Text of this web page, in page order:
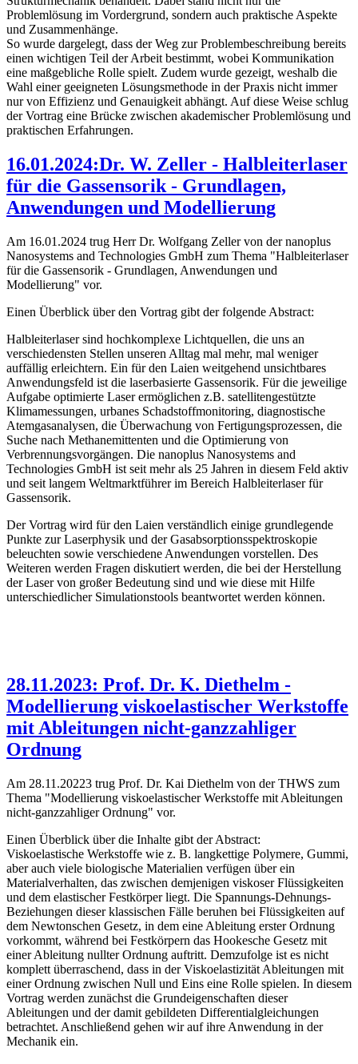
Problemlösung im Vordergrund, sondern auch praktische Aspekte
und Zusammenhänge.
So wurde dargelegt, dass der Weg zur Problembeschreibung bereits
einen wichtigen Teil der Arbeit bestimmt, wobei Kommunikation
eine maßgebliche Rolle spielt. Zudem wurde gezeigt, weshalb die
Wahl einer geeigneten Lösungsmethode in der Praxis nicht immer
nur von Effizienz und Genauigkeit abhängt. Auf diese Weise schlug
der Vortrag eine Brücke zwischen akademischer Problemlösung und
praktischen Erfahrungen.
16.01.2024:Dr. W. Zeller - Halbleiterlaser
für die Gassensorik - Grundlagen,
Anwendungen und Modellierung
Am 16.01.2024 trug Herr Dr. Wolfgang Zeller von der nanoplus
Nanosystems and Technologies GmbH zum Thema "Halbleiterlaser
für die Gassensorik - Grundlagen, Anwendungen und
Modellierung" vor.
Einen Überblick über den Vortrag gibt der folgende Abstract:
Halbleiterlaser sind hochkomplexe Lichtquellen, die uns an
verschiedensten Stellen unseren Alltag mal mehr, mal weniger
auffällig erleichtern. Ein für den Laien weitgehend unsichtbares
Anwendungsfeld ist die laserbasierte Gassensorik. Für die jeweilige
Aufgabe optimierte Laser ermöglichen z.B. satellitengestützte
Klimamessungen, urbanes Schadstoffmonitoring, diagnostische
Atemgasanalysen, die Überwachung von Fertigungsprozessen, die
Suche nach Methanemittenten und die Optimierung von
Verbrennungsvorgängen. Die nanoplus Nanosystems and
Technologies GmbH ist seit mehr als 25 Jahren in diesem Feld aktiv
und seit langem Weltmarktführer im Bereich Halbleiterlaser für
Gassensorik.
Der Vortrag wird für den Laien verständlich einige grundlegende
Punkte zur Laserphysik und der Gasabsorptionsspektroskopie
beleuchten sowie verschiedene Anwendungen vorstellen. Des
Weiteren werden Fragen diskutiert werden, die bei der Herstellung
der Laser von großer Bedeutung sind und wie diese mit Hilfe
unterschiedlicher Simulationstools beantwortet werden können.
28.11.2023: Prof. Dr. K. Diethelm -
Modellierung viskoelastischer Werkstoffe
mit Ableitungen nicht-ganzzahliger
Ordnung
Am 28.11.20223 trug Prof. Dr. Kai Diethelm von der THWS zum
Thema "Modellierung viskoelastischer Werkstoffe mit Ableitungen
nicht-ganzzahliger Ordnung" vor.
Einen Überblick über die Inhalte gibt der Abstract:
Viskoelastische Werkstoffe wie z. B. langkettige Polymere, Gummi,
aber auch viele biologische Materialien verfügen über ein
Materialverhalten, das zwischen demjenigen viskoser Flüssigkeiten
und dem elastischer Festkörper liegt. Die Spannungs-Dehnungs-
Beziehungen dieser klassischen Fälle beruhen bei Flüssigkeiten auf
dem Newtonschen Gesetz, in dem eine Ableitung erster Ordnung
vorkommt, während bei Festkörpern das Hookesche Gesetz mit
einer Ableitung nullter Ordnung auftritt. Demzufolge ist es nicht
komplett überraschend, dass in der Viskoelastizität Ableitungen mit
einer Ordnung zwischen Null und Eins eine Rolle spielen. In diesem
Vortrag werden zunächst die Grundeigenschaften dieser
Ableitungen und der damit gebildeten Differentialgleichungen
betrachtet. Anschließend gehen wir auf ihre Anwendung in der
Mechanik ein.